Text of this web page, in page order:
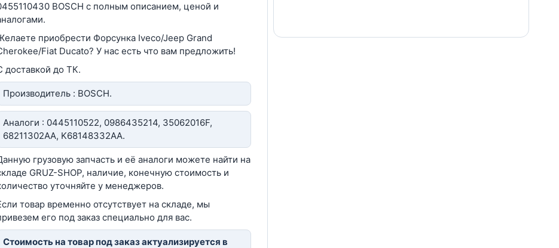
BOSCH c полным описанием, ценой и
приобрести Форсунка Iveco/Jeep Grand
Fiat Ducato? У нас есть что вам предложить!
доставкой до ТК.
Производитель : BOSCH.
Аналоги : 0445110522, 0986435214, 35062016F,
68211302AA, K68148332AA.
грузовую запчасть и её аналоги можете найти на
GRUZ-SHOP, наличие, конечную стоимость и
уточняйте у менеджеров.
товар временно отсутствует на складе, мы
его под заказ специально для вас.
Стоимость на товар под заказ актуализируется в